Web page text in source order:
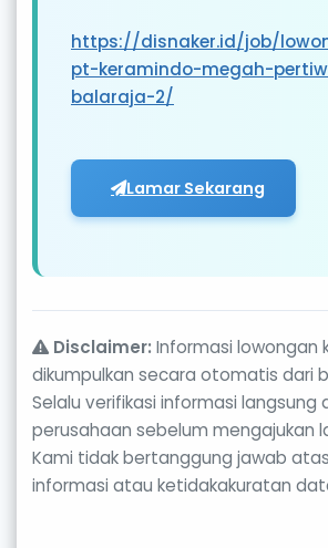
https://disnaker.id/job/
pt-keramindo-megah-
balaraja-2/
Lamar Sekarang
Disclaimer: Informasi lowongan
dikumpulkan secara otomatis dari
Selalu verifikasi informasi langsung
perusahaan sebelum mengajukan
Kami tidak bertanggung jawab
informasi atau ketidakakuratan